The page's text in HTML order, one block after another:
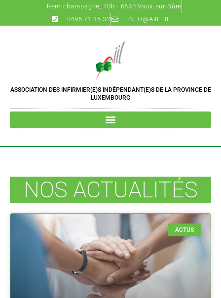
Remichampagne, 10b - 6640 Vaux-sur-Sûre
0495 71 15 32
INFO@AIIL.BE
ASSOCIATION DES INFIRMIER(E)S INDÉPENDANT(E)S DE LA PROVINCE DE
LUXEMBOURG
NOS ACTUALITÉS
ACTUS